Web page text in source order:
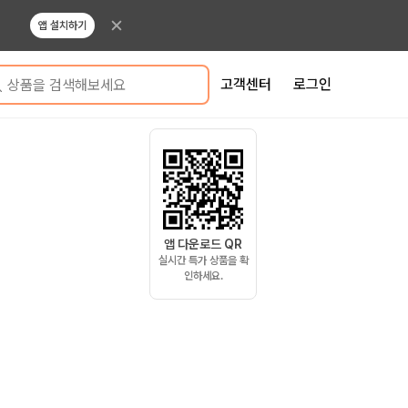
앱 설치하기
상품을 검색해보세요 고객센터 로그인
앱 다운로드 QR
실시간 특가 상품을 확
인하세요.